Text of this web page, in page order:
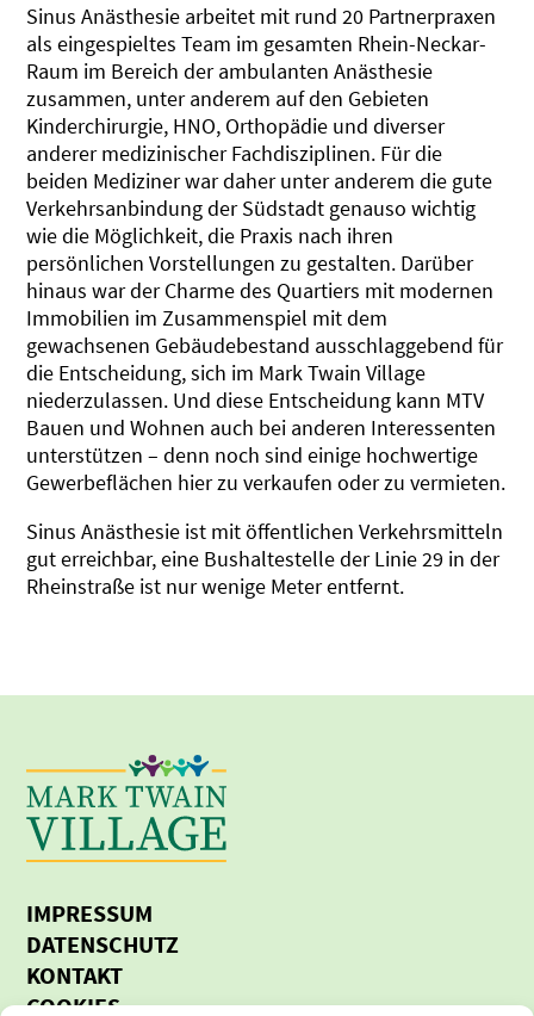
Sinus Anästhesie arbeitet mit rund 20 Partnerpraxen
als eingespieltes Team im gesamten Rhein-Neckar-
Raum im Bereich der ambulanten Anästhesie
zusammen, unter anderem auf den Gebieten
Kinderchirurgie, HNO, Orthopädie und diverser
anderer medizinischer Fachdisziplinen. Für die
beiden Mediziner war daher unter anderem die gute
Verkehrsanbindung der Südstadt genauso wichtig
wie die Möglichkeit, die Praxis nach ihren
persönlichen Vorstellungen zu gestalten. Darüber
hinaus war der Charme des Quartiers mit modernen
Immobilien im Zusammenspiel mit dem
gewachsenen Gebäudebestand ausschlaggebend für
die Entscheidung, sich im Mark Twain Village
niederzulassen. Und diese Entscheidung kann MTV
Bauen und Wohnen auch bei anderen Interessenten
unterstützen – denn noch sind einige hochwertige
Gewerbeflächen hier zu verkaufen oder zu vermieten.
Sinus Anästhesie ist mit öffentlichen Verkehrsmitteln
gut erreichbar, eine Bushaltestelle der Linie 29 in der
Rheinstraße ist nur wenige Meter entfernt.
IMPRESSUM
DATENSCHUTZ
KONTAKT
COOKIES